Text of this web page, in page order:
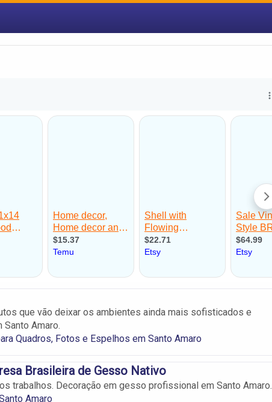
que vão deixar os ambientes ainda mais sofisticados e
Amaro.
Quadros, Fotos e Espelhos em Santo Amaro
Brasileira de Gesso Nativo
trabalhos. Decoração em gesso profissional em Santo Amaro.
Amaro